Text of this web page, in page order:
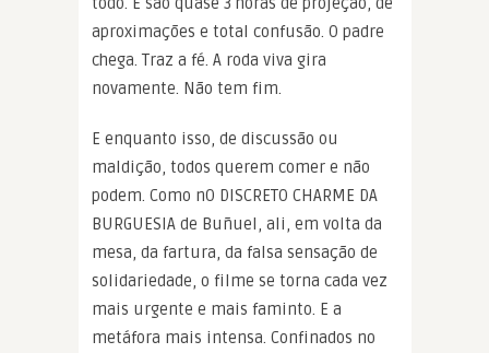
aproximações e total confusão. O padre
chega. Traz a fé. A roda viva gira
novamente. Não tem fim.
E enquanto isso, de discussão ou
maldição, todos querem comer e não
podem. Como nO DISCRETO CHARME DA
BURGUESIA de Buñuel, ali, em volta da
mesa, da fartura, da falsa sensação de
solidariedade, o filme se torna cada vez
mais urgente e mais faminto. E a
metáfora mais intensa. Confinados no